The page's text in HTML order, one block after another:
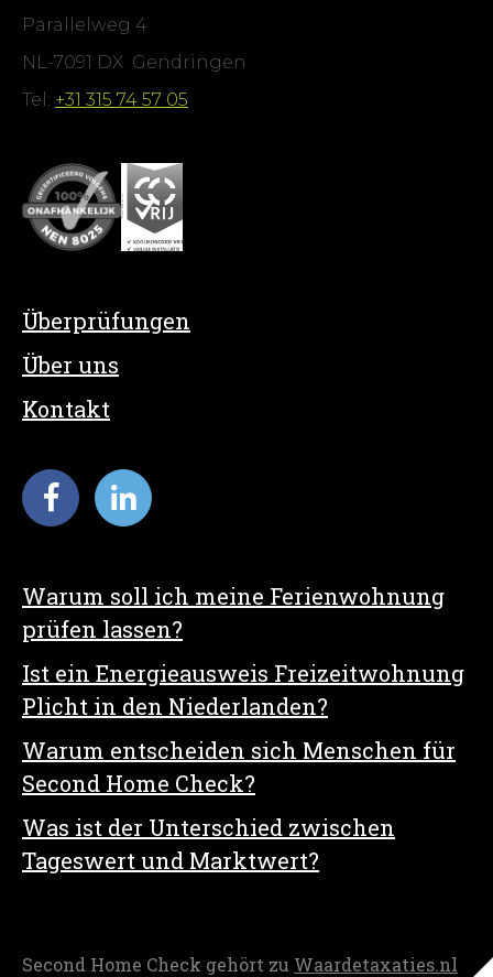
Parallelweg 4
NL-7091 DX Gendringen
Tel: +31 315 74 57 05
Überprüfungen
Über uns
Kontakt
Warum soll ich meine Ferienwohnung
prüfen lassen?
Ist ein Energieausweis Freizeitwohnung
Plicht in den Niederlanden?
Warum entscheiden sich Menschen für
Second Home Check?
Was ist der Unterschied zwischen
Tageswert und Marktwert?
Second Home Check gehört zu Waardetaxaties.nl